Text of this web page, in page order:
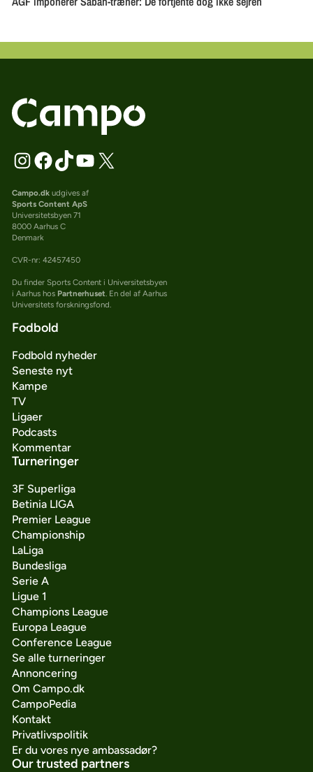
Campo.dkudgives af
Sports Content ApS
Universitetsbyen 71
8000 Aarhus C
Denmark
CVR-nr: 42457450
Du finder Sports Content i Universitetsbyen
i Aarhus hos Partnerhuset. En del af Aarhus
Universitets forskningsfond.
Fodbold
Fodbold nyheder
Seneste nyt
Kampe
TV
Ligaer
Podcasts
Kommentar
Turneringer
3F Superliga
Betinia LIGA
Premier League
Championship
LaLiga
Bundesliga
Serie A
Ligue 1
Champions League
Europa League
Conference League
Se alle turneringer
Annoncering
Om Campo.dk
CampoPedia
Kontakt
Privatlivspolitik
Er du vores nye ambassadør?
Our trusted partners